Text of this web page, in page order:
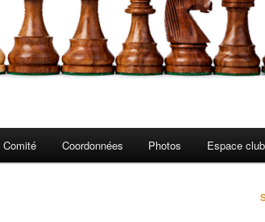
Comité Coordonnées Photos Espace club